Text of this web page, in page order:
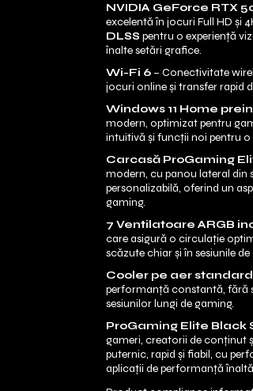
NVIDIA GeForce RTX
excelentă în jocuri Full HD și
DLSS pentru o experiență
înalte setări grafice.
Wi-Fi 6– Conectivitate
jocuri online și transfer rapid
Windows 11 Home
modern, optimizat pentru
intuitivă și funcții noi pentru o
Carcasă ProGaming
modern, cu panou lateral din
personalizabilă, oferind un
gaming.
7 Ventilatoare ARGB
care asigură o circulație
scăzute chiar și în sesiunile
Cooler pe aer standard
performanță constantă, fără
sesiunilor lungi de gaming.
ProGaming Elite Black
gameri, creatorii de conținut
puternic, rapid și fiabil, cu
aplicații de performanță